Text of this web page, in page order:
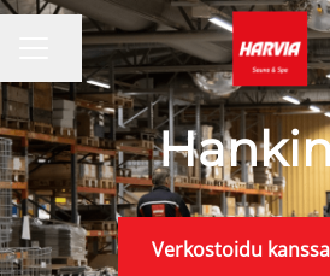
URAVALIKKO
Jaa sivu
Verkostoidu